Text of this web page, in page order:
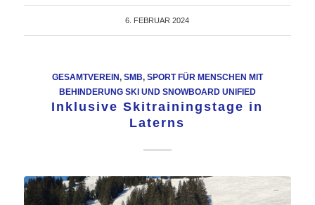
6. FEBRUAR 2024
GESAMTVEREIN, SMB, SPORT FÜR MENSCHEN MIT
BEHINDERUNG SKI UND SNOWBOARD UNIFIED
Inklusive Skitrainingstage in
Laterns